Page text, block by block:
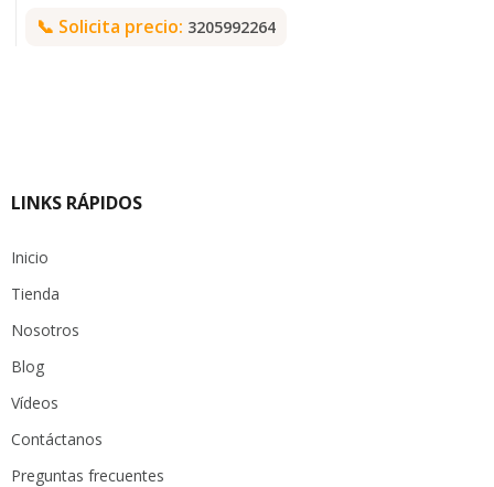
📞 Solicita precio: 3205992264
LINKS RÁPIDOS
Inicio
Tienda
Nosotros
Blog
Vídeos
Contáctanos
Preguntas frecuentes